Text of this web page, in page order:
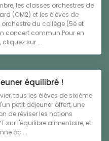
les classes orchestres de
(CM2) et les élèves de
du collège (5è et
concert commun.Pour en
sur ...
équilibré !
tous les élèves de sixième
petit déjeuner offert, une
de réviser les notions
sur l'équilibre alimentaire, et
oc ...